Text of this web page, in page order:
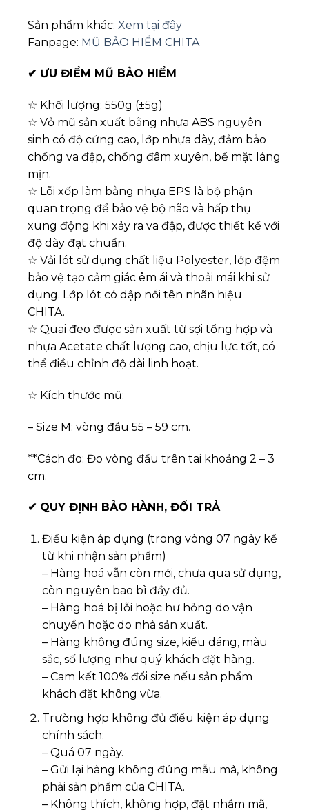
Sản phẩm khác: Xem tại đây
Fanpage: MŨ BẢO HIỂM CHITA
✔ ƯU ĐIỂM MŨ BẢO HIỂM
☆ Khối lượng: 550g (±5g)
☆ Vỏ mũ sản xuất bằng nhựa ABS nguyên
sinh có độ cứng cao, lớp nhựa dày, đảm bảo
chống va đập, chống đâm xuyên, bề mặt láng
mịn.
☆ Lõi xốp làm bằng nhựa EPS là bộ phận
quan trọng để bảo vệ bộ não và hấp thụ
xung động khi xảy ra va đập, được thiết kế với
độ dày đạt chuẩn.
☆ Vải lót sử dụng chất liệu Polyester, lớp đệm
bảo vệ tạo cảm giác êm ái và thoải mái khi sử
dụng. Lớp lót có dập nổi tên nhãn hiệu
CHITA.
☆ Quai đeo được sản xuất từ sợi tổng hợp và
nhựa Acetate chất lượng cao, chịu lực tốt, có
thể điều chỉnh độ dài linh hoạt.
☆ Kích thước mũ:
– Size M: vòng đầu 55 – 59 cm.
**Cách đo: Đo vòng đầu trên tai khoảng 2 – 3
cm.
✔ QUY ĐỊNH BẢO HÀNH, ĐỔI TRẢ
Điều kiện áp dụng (trong vòng 07 ngày kể
từ khi nhận sản phẩm)
– Hàng hoá vẫn còn mới, chưa qua sử dụng,
còn nguyên bao bì đầy đủ.
– Hàng hoá bị lỗi hoặc hư hỏng do vận
chuyển hoặc do nhà sản xuất.
– Hàng không đúng size, kiểu dáng, màu
sắc, số lượng như quý khách đặt hàng.
– Cam kết 100% đổi size nếu sản phẩm
khách đặt không vừa.
Trường hợp không đủ điều kiện áp dụng
chính sách:
– Quá 07 ngày.
– Gửi lại hàng không đúng mẫu mã, không
phải sản phẩm của CHITA.
– Không thích, không hợp, đặt nhầm mã,